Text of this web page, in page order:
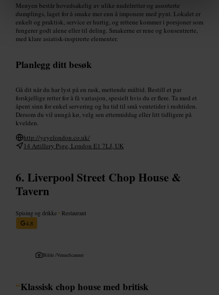
Menyen består hovedsakelig av ulike nudelretter og assorterte
dumplings, laget for å smake mer enn å imponere med pynt. Lokalet er
enkelt og praktisk, service er hurtig, og rettene kommer i porsjoner som
fungerer godt alene eller til deling. Smakerne er rene og konsentrerte,
med klare asiatisk-inspirerte elementer.
Planlegg ditt besøk
Gå dit når du har lyst på en rask, mettende måltid. Bestill et par
forskjellige retter for å få variasjon, spesielt hvis du er flere. Ta med et
åpent sinn for enkel servering og ha tid til små ventetider i rushtiden.
Dersom du vil unngå kø, velg sen ettermiddag eller litt tidligere på
kvelden.
http://yeyelondon.co.uk/
14 Artillery Psge, London E1 7LJ, UK
Liverpool Street Chop House &
Tavern
Spising og drikke • Restaurant
4,8
Bilde /VenueScanner
“Klassisk chop house med britisk